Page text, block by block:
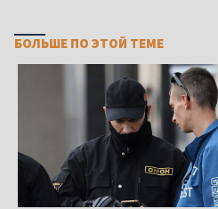
БОЛЬШЕ ПО ЭТОЙ ТЕМЕ